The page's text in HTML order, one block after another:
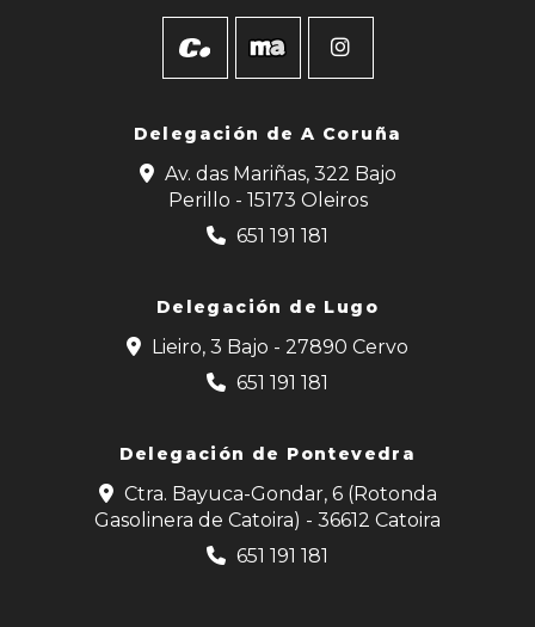
Delegación deA Coruña
Av. das Mariñas, 322 Bajo
Perillo - 15173 Oleiros
651 191 181
Delegación de Lugo
Lieiro, 3 Bajo - 27890 Cervo
651 191 181
Delegación de Pontevedra
Ctra. Bayuca-Gondar, 6 (Rotonda
Gasolinera de Catoira) - 36612 Catoira
651 191 181